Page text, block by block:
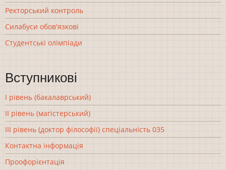
Ректорський контроль
Силабуси обов'язкові
Студентські олімпіади
Вступникові
І рівень (бакалаврський)
ІІ рівень (магістерський)
ІІІ рівень (доктор філософії) спеціальність 035
Контактна інформація
Проофорієнтація